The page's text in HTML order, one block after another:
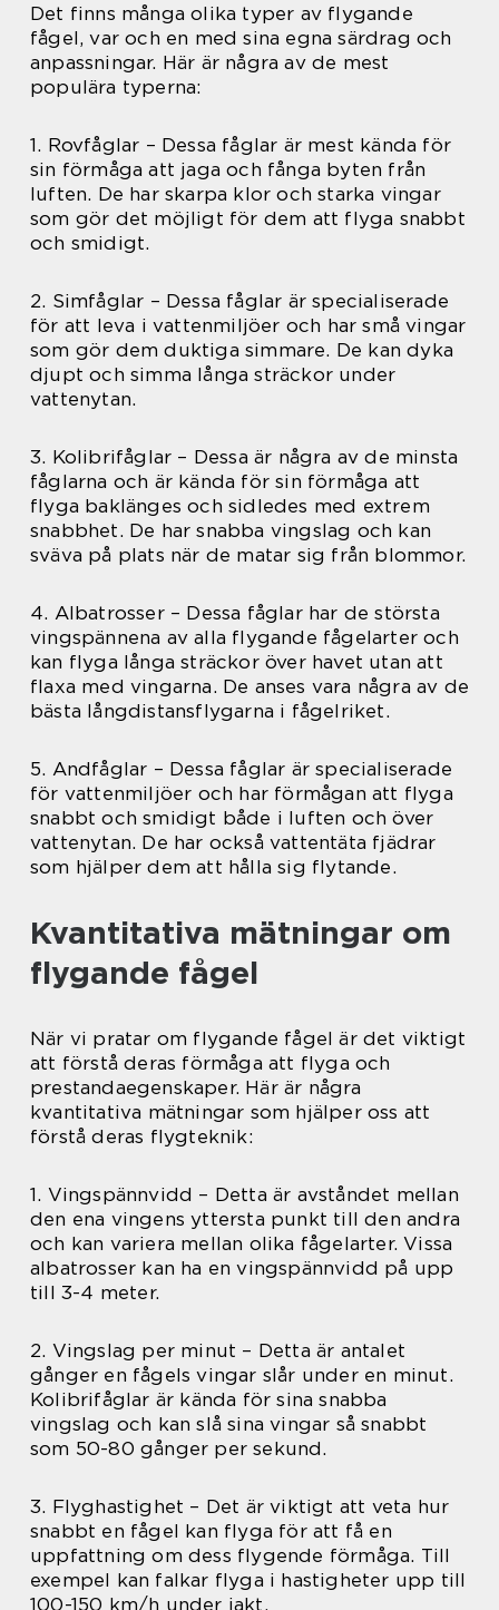
Det finns många olika typer av flygande
fågel, var och en med sina egna särdrag och
anpassningar. Här är några av de mest
populära typerna:
1. Rovfåglar – Dessa fåglar är mest kända för
sin förmåga att jaga och fånga byten från
luften. De har skarpa klor och starka vingar
som gör det möjligt för dem att flyga snabbt
och smidigt.
2. Simfåglar – Dessa fåglar är specialiserade
för att leva i vattenmiljöer och har små vingar
som gör dem duktiga simmare. De kan dyka
djupt och simma långa sträckor under
vattenytan.
3. Kolibrifåglar – Dessa är några av de minsta
fåglarna och är kända för sin förmåga att
flyga baklänges och sidledes med extrem
snabbhet. De har snabba vingslag och kan
sväva på plats när de matar sig från blommor.
4. Albatrosser – Dessa fåglar har de största
vingspännena av alla flygande fågelarter och
kan flyga långa sträckor över havet utan att
flaxa med vingarna. De anses vara några av de
bästa långdistansflygarna i fågelriket.
5. Andfåglar – Dessa fåglar är specialiserade
för vattenmiljöer och har förmågan att flyga
snabbt och smidigt både i luften och över
vattenytan. De har också vattentäta fjädrar
som hjälper dem att hålla sig flytande.
Kvantitativa mätningar om
flygande fågel
När vi pratar om flygande fågel är det viktigt
att förstå deras förmåga att flyga och
prestandaegenskaper. Här är några
kvantitativa mätningar som hjälper oss att
förstå deras flygteknik:
1. Vingspännvidd – Detta är avståndet mellan
den ena vingens yttersta punkt till den andra
och kan variera mellan olika fågelarter. Vissa
albatrosser kan ha en vingspännvidd på upp
till 3-4 meter.
2. Vingslag per minut – Detta är antalet
gånger en fågels vingar slår under en minut.
Kolibrifåglar är kända för sina snabba
vingslag och kan slå sina vingar så snabbt
som 50-80 gånger per sekund.
3. Flyghastighet – Det är viktigt att veta hur
snabbt en fågel kan flyga för att få en
uppfattning om dess flygende förmåga. Till
exempel kan falkar flyga i hastigheter upp till
100-150 km/h under jakt.